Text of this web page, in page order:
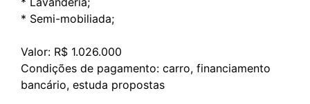
* Semi-mobiliada;
Valor: R$ 1.026.000
Condições de pagamento: carro, financiamento